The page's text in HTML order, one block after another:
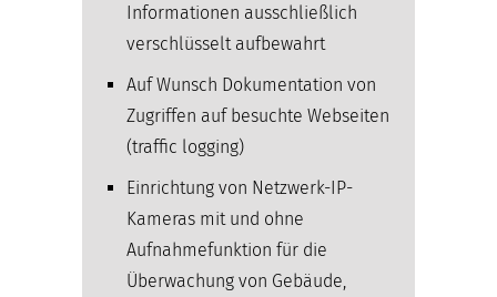
Informationen ausschließlich
verschlüsselt aufbewahrt
Auf Wunsch Dokumentation von
Zugriffen auf besuchte Webseiten
(traffic logging)
Einrichtung von Netzwerk-IP-
Kameras mit und ohne
Aufnahmefunktion für die
Überwachung von Gebäude,